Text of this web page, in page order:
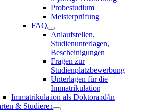
Probestudium
Meisterprüfung
FAQ
Anlaufstellen,
Studienunterlagen,
Bescheinigungen
Fragen zur
Studienplatzbewerbung
Unterlagen für die
Immatrikulation
Immatrikulation als Doktorand/in
& Studieren